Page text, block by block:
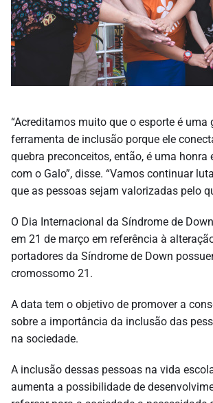
“Acreditamos muito que o esporte é uma
ferramenta de inclusão porque ele
quebra preconceitos, então, é uma honra
com o Galo”, disse. “Vamos continuar
que as pessoas sejam valorizadas pelo
O Dia Internacional da Síndrome de
em 21 de março em referência à
portadores da Síndrome de Down
cromossomo 21.
A data tem o objetivo de promover a
sobre a importância da inclusão das
na sociedade.
A inclusão dessas pessoas na vida
aumenta a possibilidade de